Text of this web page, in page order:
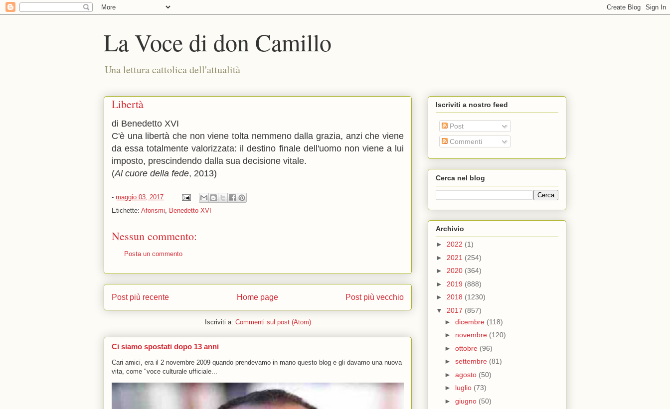
La Voce di don Camillo
Una lettura cattolica dell'attualità
Libertà
di Benedetto XVI
C'è una libertà che non viene tolta nemmeno dalla grazia, anzi che viene
da essa totalmente valorizzata: il destino finale dell'uomo non viene a lui
imposto, prescindendo dalla sua decisione vitale.
(Al cuore della fede, 2013)
- maggio 03, 2017
Etichette: Aforismi, Benedetto XVI
Nessun commento:
Posta un commento
Post più recente Post più vecchio
Home page
Iscriviti a: Commenti sul post (Atom)
Ci siamo spostati dopo 13 anni
Cari amici, era il 2 novembre 2009 quando prendevamo in mano questo blog e gli davamo una nuova
vita, come "voce culturale ufficiale...
Iscriviti a nostro feed
Post
Commenti
Cerca nel blog
Archivio
► 2022 (1)
► 2021 (254)
► 2020 (364)
► 2019 (888)
► 2018 (1230)
▼ 2017 (857)
► dicembre (118)
► novembre (120)
► ottobre (96)
► settembre (81)
► agosto (50)
► luglio (73)
► giugno (50)